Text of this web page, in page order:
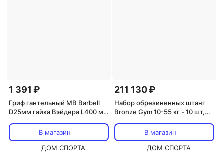
1 391 ₽
Гриф гантельный MB Barbell
D25мм гайка Вэйдера L400 мм
В магазин
ДОМ СПОРТА
211 130 ₽
Набор обрезиненных штанг
Bronze Gym 10-55 кг - 10 шт,
В магазин
ДОМ СПОРТА